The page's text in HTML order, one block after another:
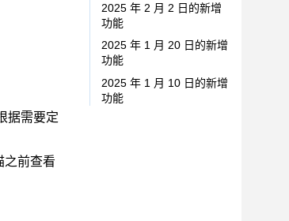
据需要定
前查看
2025 年 2 月 2 日的新增
功能
2025 年 1 月 20 日的新增
功能
2025 年 1 月 10 日的新增
功能